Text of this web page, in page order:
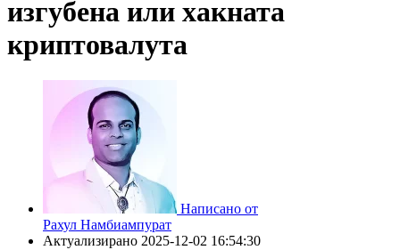
изгубена или хакната
криптовалута
Написано от
Рахул Намбиампурат
Актуализирано 2025-12-02 16:54:30